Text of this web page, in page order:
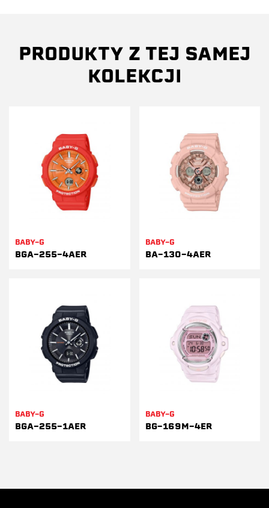
PRODUKTY Z TEJ SAMEJ
KOLEKCJI
BABY-G
BGA-255-4AER
BABY-G
BA-130-4AER
BABY-G
BGA-255-1AER
BABY-G
BG-169M-4ER